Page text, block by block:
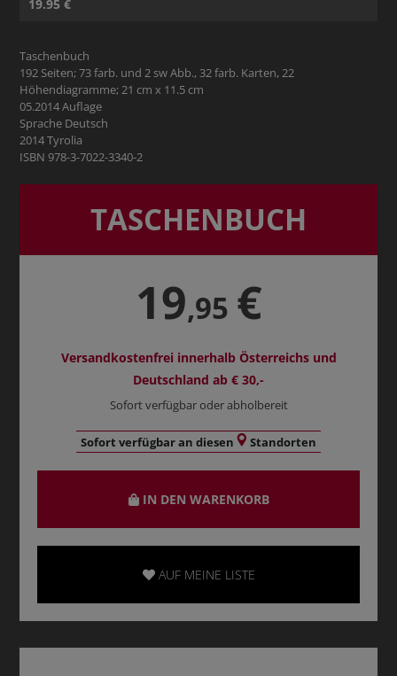
19.95 €
Taschenbuch
192 Seiten; 73 farb. und 2 sw Abb., 32 farb. Karten, 22
Höhendiagramme; 21 cm x 11.5 cm
05.2014 Auflage
Sprache Deutsch
2014 Tyrolia
ISBN 978-3-7022-3340-2
TASCHENBUCH
19,95 €
Versandkostenfrei innerhalb Österreichs und
Deutschland ab € 30,-
Sofort verfügbar oder abholbereit
Sofort verfügbar an diesen Standorten
IN DEN WARENKORB
AUF MEINE LISTE